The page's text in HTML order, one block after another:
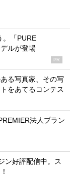
。「PURE
ルが登場
PR
る写真家、その写
をあてるコンテス
法人プラン
ン好評配信中。ス